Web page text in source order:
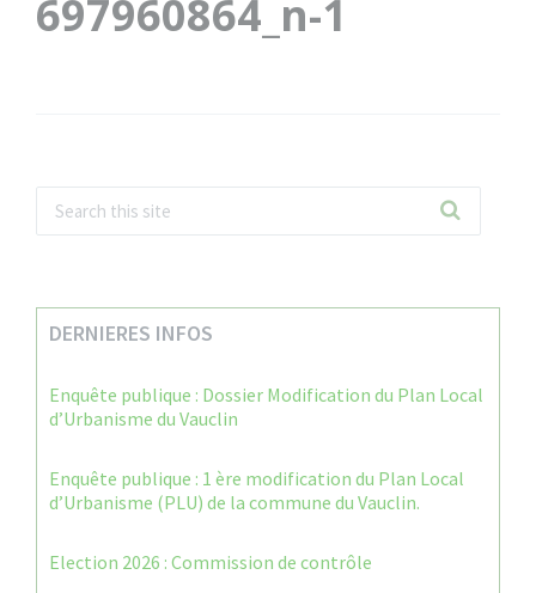
697960864_n-1
DERNIERES INFOS
Enquête publique : Dossier Modification du Plan Local
d’Urbanisme du Vauclin
Enquête publique : 1 ère modification du Plan Local
d’Urbanisme (PLU) de la commune du Vauclin.
Election 2026 : Commission de contrôle